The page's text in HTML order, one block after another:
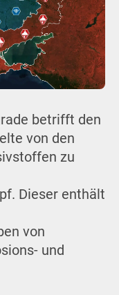
betrifft den
von den
zu
Dieser enthält
von
und